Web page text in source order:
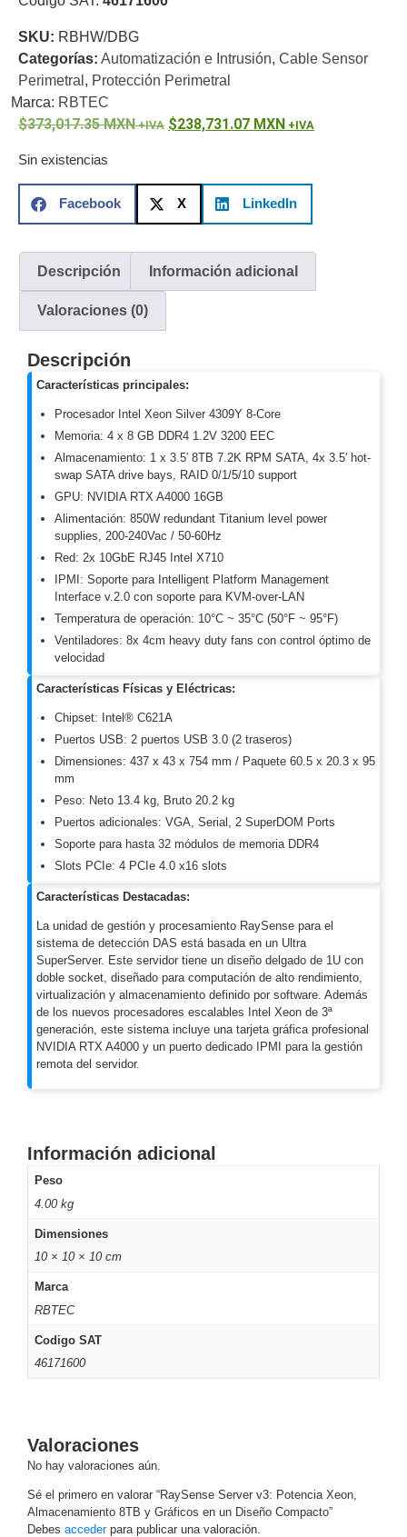
RefaccionesProbadores
de
VideoTransceptores
de Video
Cables y
Adaptador
a
RCAAudio
VideoCable
Coaxial y
Cables
Armados -
5eFibra
ÓpticaPara
Alimentación
Electricidad
RG59
Tipo
CaP TelefónicoVGA
/ DVI /
HDMI
Cámaras
IP y NVRs
Ambientes
Salinos
(Anticorrosión) Antiexplosión BalaCodificadores
y
Decodificadores
VideoCuboDomo
/ Eyeball /
TurretFisheye
Hemisféricas
Lente
Motorizado
NVRs
Network
RecordersOcultas
-
Pinhole Profesionales
-
Caja
PTZ Térmicas
WiFi
/ 4G /
Inalámbricas
Cámaras
y DVRs
HD
HD-TVI
Ambientes
Salinos
/ Eyeball /
TurretEspeciales
Motorizado
-
Pinhole
Analógicas
- TurboHD
TVI / AHD
/ CVI
Industrial
Cámaras
Energía
Adaptadores
SKU: RBHW/DBG
Categorías: Automatización e Intrusión, Cable Sensor
Perimetral , Protección Perimetral
Marca: RBTEC
373,017.35MXN 238,731.07 MXN
Sin existencias
Facebook X LinkedIn
Descripción Información adicional
Valoraciones (0)
Descripción
Características principales:
Procesador Intel Xeon Silver 4309Y 8-Core
Memoria: 4 x 8 GB DDR4 1.2V 3200 EEC
Almacenamiento: 1 x 3.5′ 8TB 7.2K RPM SATA, 4x 3.5′ hot-
swap SATA drive bays, RAID 0/1/5/10 support
GPU: NVIDIA RTX A4000 16GB
Alimentación: 850W redundant Titanium level power
supplies, 200-240Vac / 50-60Hz
Red: 2x 10GbE RJ45 Intel X710
IPMI: Soporte para Intelligent Platform Management
Interface v.2.0 con soporte para KVM-over-LAN
Temperatura de operación: 10°C ~ 35°C (50°F ~ 95°F)
Ventiladores: 8x 4cm heavy duty fans con control óptimo de
velocidad
Características Físicas y Eléctricas:
Chipset: Intel® C621A
Puertos USB: 2 puertos USB 3.0 (2 traseros)
Dimensiones: 437 x 43 x 754 mm / Paquete 60.5 x 20.3 x 95
mm
Peso: Neto 13.4 kg, Bruto 20.2 kg
Puertos adicionales: VGA, Serial, 2 SuperDOM Ports
Soporte para hasta 32 módulos de memoria DDR4
Slots PCIe: 4 PCIe 4.0 x16 slots
Características Destacadas:
La unidad de gestión y procesamiento RaySense para el
sistema de detección DAS está basada en un Ultra
SuperServer. Este servidor tiene un diseño delgado de 1U con
doble socket, diseñado para computación de alto rendimiento,
virtualización y almacenamiento definido por software. Además
de los nuevos procesadores escalables Intel Xeon de 3ª
generación, este sistema incluye una tarjeta gráfica profesional
NVIDIA RTX A4000 y un puerto dedicado IPMI para la gestión
remota del servidor.
Información adicional
Peso
4.00 kg
Dimensiones
10 × 10 × 10 cm
Marca
RBTEC
Codigo SAT
46171600
Valoraciones
No hay valoraciones aún.
Sé el primero en valorar “RaySense Server v3: Potencia Xeon,
Almacenamiento 8TB y Gráficos en un Diseño Compacto”
Debes accederpara publicar una valoración.